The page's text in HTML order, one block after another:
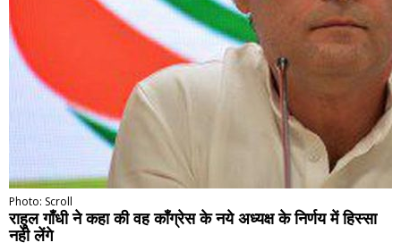
Photo: Scroll
राहुल गाँधी ने कहा की वह कॉंग्रेस के नये अध्यक्ष के निर्णय में हिस्सा
नही लेंगे